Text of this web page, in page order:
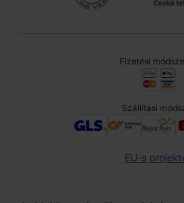
Fizetési
Szállítási
EU-s